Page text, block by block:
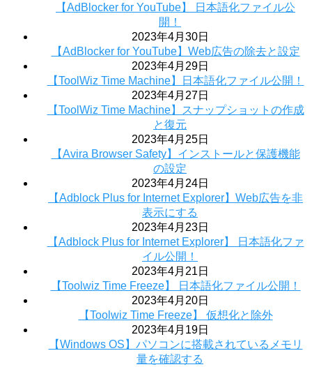
【AdBlocker for YouTube】 日本語化ファイル公
開！
2023年4月30日
【AdBlocker for YouTube】Web広告の除去と設定
2023年4月29日
【ToolWiz Time Machine】日本語化ファイル公開！
2023年4月27日
【ToolWiz Time Machine】スナップショットの作成
と復元
2023年4月25日
【Avira Browser Safety】インストールと保護機能
の設定
2023年4月24日
【Adblock Plus for Internet Explorer】Web広告を非
表示にする
2023年4月23日
【Adblock Plus for Internet Explorer】 日本語化ファ
イル公開！
2023年4月21日
【Toolwiz Time Freeze】 日本語化ファイル公開！
2023年4月20日
【Toolwiz Time Freeze】 仮想化と除外
2023年4月19日
【Windows OS】パソコンに搭載されているメモリ
量を確認する